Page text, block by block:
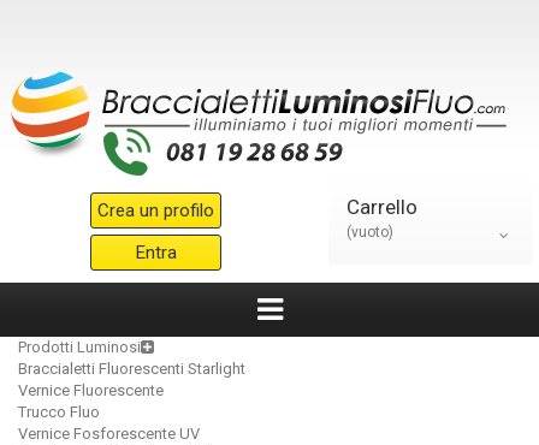
Crea un profilo
Entra
Carrello
(vuoto)
Prodotti Luminosi
Braccialetti Fluorescenti Starlight
Vernice Fluorescente
Trucco Fluo
Vernice Fosforescente UV